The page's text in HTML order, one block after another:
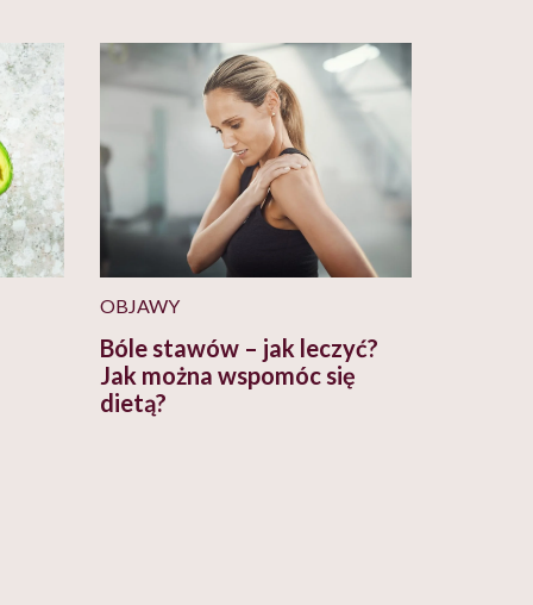
OBJAWY
Bóle stawów – jak leczyć?
Jak można wspomóc się
dietą?